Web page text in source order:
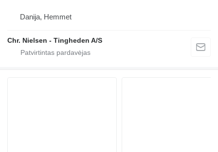
Danija, Hemmet
Chr. Nielsen - Tingheden A/S